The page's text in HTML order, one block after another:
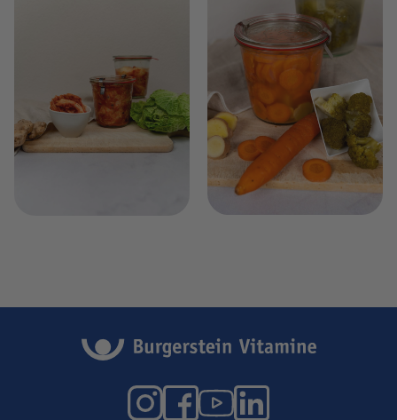
Instagram
Facebook
YouTube
LinkedIn